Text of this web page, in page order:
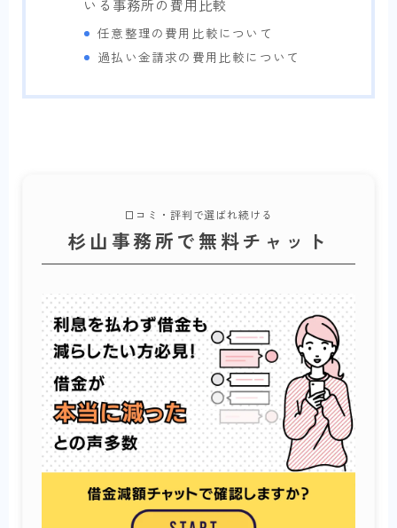
いる事務所の費用比較
任意整理の費用比較について
過払い金請求の費用比較について
口コミ・評判で選ばれ続ける
杉山事務所で無料チャット